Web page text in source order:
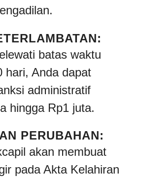
batas waktu
hari, Anda dapat
administratif
hingga Rp1 juta.
PERUBAHAN:
akan membuat
pada Akta Kelahiran